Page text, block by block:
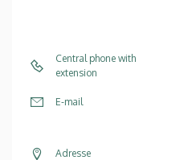
Central phone with
extension
E-mail
Adresse